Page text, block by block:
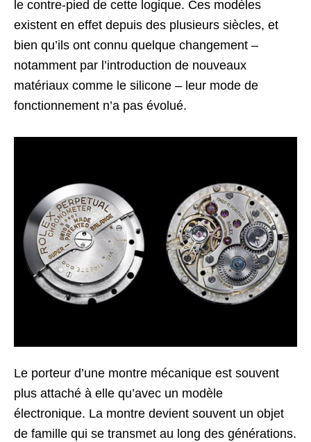
le contre-pied de cette logique. Ces modèles
existent en effet depuis des plusieurs siècles, et
bien qu’ils ont connu quelque changement –
notamment par l’introduction de nouveaux
matériaux comme le silicone – leur mode de
fonctionnement n’a pas évolué.
Le porteur d’une montre mécanique est souvent
plus attaché à elle qu’avec un modèle
électronique. La montre devient souvent un objet
de famille qui se transmet au long des générations.